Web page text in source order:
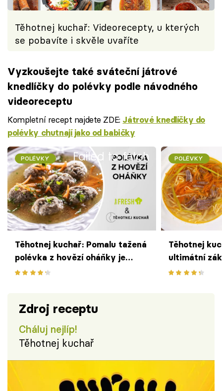
Těhotnej kuchař: Videorecepty, u kterých
se pobavíte i skvěle uvaříte
Vyzkoušejte také sváteční játrové
knedlíčky do polévky podle návodného
videoreceptu
Kompletní recept najdete ZDE: Játrové knedlíčky do
polévky chutnají jako od babičky
Failed to fetch
POLÉVKY
Těhotnej kuchař: Pomalu tažená
polévka z hovězí oháňky je
dokonalý životabudič
POLÉVKY
Těhotnej
ultimátní
polévky
Zdroj receptu
Cháluj nejlíp!
Těhotnej kuchař